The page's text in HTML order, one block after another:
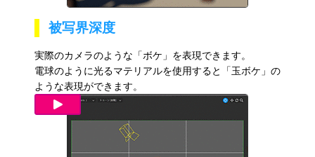
被写界深度
実際のカメラのような「ボケ」を表現できます。
電球のように光るマテリアルを使用すると「玉ボケ」の
ような表現ができます。